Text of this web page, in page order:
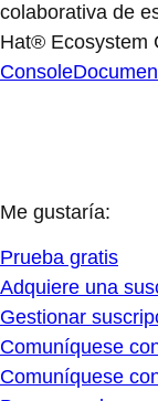
colaborativa de
Hat® Ecosystem
Console
Me gustaría:
Prueba gratis
Adquiere una
Gestionar
Comuníquese
Comuníquese